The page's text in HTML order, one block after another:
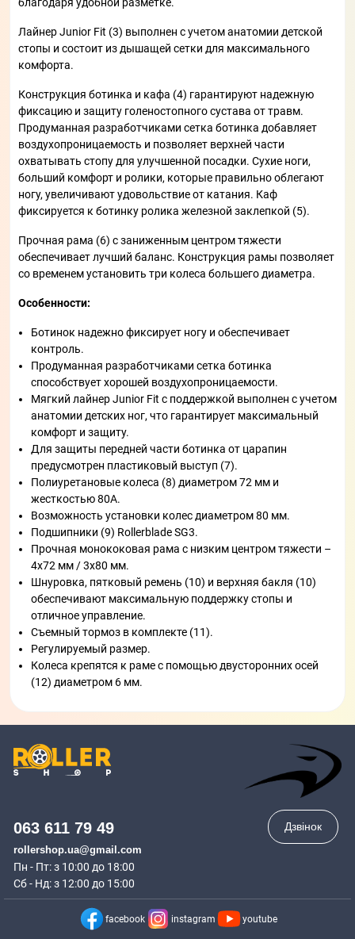
Лайнер Junior Fit (3) выполнен с учетом анатомии детской
стопы и состоит из дышащей сетки для максимального
комфорта.
Конструкция ботинка и кафа (4) гарантируют надежную
фиксацию и защиту голеностопного сустава от травм.
Продуманная разработчиками сетка ботинка добавляет
воздухопроницаемость и позволяет верхней части
охватывать стопу для улучшенной посадки. Сухие ноги,
больший комфорт и ролики, которые правильно облегают
ногу, увеличивают удовольствие от катания. Каф
фиксируется к ботинку ролика железной заклепкой (5).
Прочная рама (6) с заниженным центром тяжести
обеспечивает лучший баланс. Конструкция рамы позволяет
со временем установить три колеса большего диаметра.
Особенности:
Ботинок надежно фиксирует ногу и обеспечивает
контроль.
Продуманная разработчиками сетка ботинка
способствует хорошей воздухопроницаемости.
Мягкий лайнер Junior Fit с поддержкой выполнен с учетом
анатомии детских ног, что гарантирует максимальный
комфорт и защиту.
Для защиты передней части ботинка от царапин
предусмотрен пластиковый выступ (7).
Полиуретановые колеса (8) диаметром 72 мм и
жесткостью 80А.
Возможность установки колес диаметром 80 мм.
Подшипники (9) Rollerblade SG3.
Прочная монококовая рама с низким центром тяжести –
4x72 мм / 3x80 мм.
Шнуровка, пятковый ремень (10) и верхняя бакля (10)
обеспечивают максимальную поддержку стопы и
отличное управление.
Съемный тормоз в комплекте (11).
Регулируемый размер.
Колеса крепятся к раме с помощью двусторонних осей
(12) диаметром 6 мм.
063 611 79 49
rollershop.ua@gmail.com
Пн - Пт: з 10:00 до 18:00
Сб - Нд: з 12:00 до 15:00
Дзвінок
facebook instagram youtube